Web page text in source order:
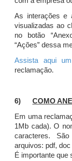
As interações e
visualizadas ao
no botão
“Ações” dessa
Assista aqui
reclamação.
6) COMO
Em uma
1Mb cada). O
caracteres.
arquivos: pdf,
É importante que